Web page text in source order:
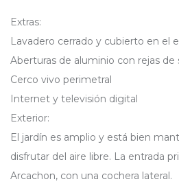
Extras:
Lavadero cerrado y cubierto en el
Aberturas de aluminio con rejas de
Cerco vivo perimetral
Internet y televisión digital
Exterior:
El jardín es amplio y está bien
disfrutar del aire libre. La entrada
Arcachon, con una cochera lateral.